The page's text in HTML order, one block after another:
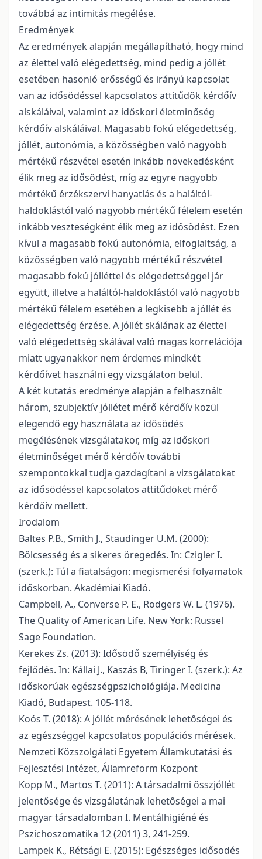
továbbá az intimitás megélése.
Eredmények
Az eredmények alapján megállapítható, hogy mind
az élettel való elégedettség, mind pedig a jóllét
esetében hasonló erősségű és irányú kapcsolat
van az idősödéssel kapcsolatos attitűdök kérdőív
alskáláival, valamint az időskori életminőség
kérdőív alskáláival. Magasabb fokú elégedettség,
jóllét, autonómia, a közösségben való nagyobb
mértékű részvétel esetén inkább növekedésként
élik meg az idősödést, míg az egyre nagyobb
mértékű érzékszervi hanyatlás és a haláltól-
haldoklástól való nagyobb mértékű félelem esetén
inkább veszteségként élik meg az idősödést. Ezen
kívül a magasabb fokú autonómia, elfoglaltság, a
közösségben való nagyobb mértékű részvétel
magasabb fokú jólléttel és elégedettséggel jár
együtt, illetve a haláltól-haldoklástól való nagyobb
mértékű félelem esetében a legkisebb a jóllét és
elégedettség érzése. A jóllét skálának az élettel
való elégedettség skálával való magas korrelációja
miatt ugyanakkor nem érdemes mindkét
kérdőívet használni egy vizsgálaton belül.
A két kutatás eredménye alapján a felhasznált
három, szubjektív jóllétet mérő kérdőív közül
elegendő egy használata az idősödés
megélésének vizsgálatakor, míg az időskori
életminőséget mérő kérdőív további
szempontokkal tudja gazdagítani a vizsgálatokat
az idősödéssel kapcsolatos attitűdöket mérő
kérdőív mellett.
Irodalom
Baltes P.B., Smith J., Staudinger U.M. (2000):
Bölcsesség és a sikeres öregedés. In: Czigler I.
(szerk.): Túl a fiatalságon: megismerési folyamatok
időskorban. Akadémiai Kiadó.
Campbell, A., Converse P. E., Rodgers W. L. (1976).
The Quality of American Life. New York: Russel
Sage Foundation.
Kerekes Zs. (2013): Idősödő személyiség és
fejlődés. In: Kállai J., Kaszás B, Tiringer I. (szerk.): Az
időskorúak egészségpszichológiája. Medicina
Kiadó, Budapest. 105-118.
Koós T. (2018): A jóllét mérésének lehetőségei és
az egészséggel kapcsolatos populációs mérések.
Nemzeti Közszolgálati Egyetem Államkutatási és
Fejlesztési Intézet, Államreform Központ
Kopp M., Martos T. (2011): A társadalmi összjóllét
jelentősége és vizsgálatának lehetőségei a mai
magyar társadalomban I. Mentálhigiéné és
Pszichoszomatika 12 (2011) 3, 241-259.
Lampek K., Rétsági E. (2015): Egészséges idősödés